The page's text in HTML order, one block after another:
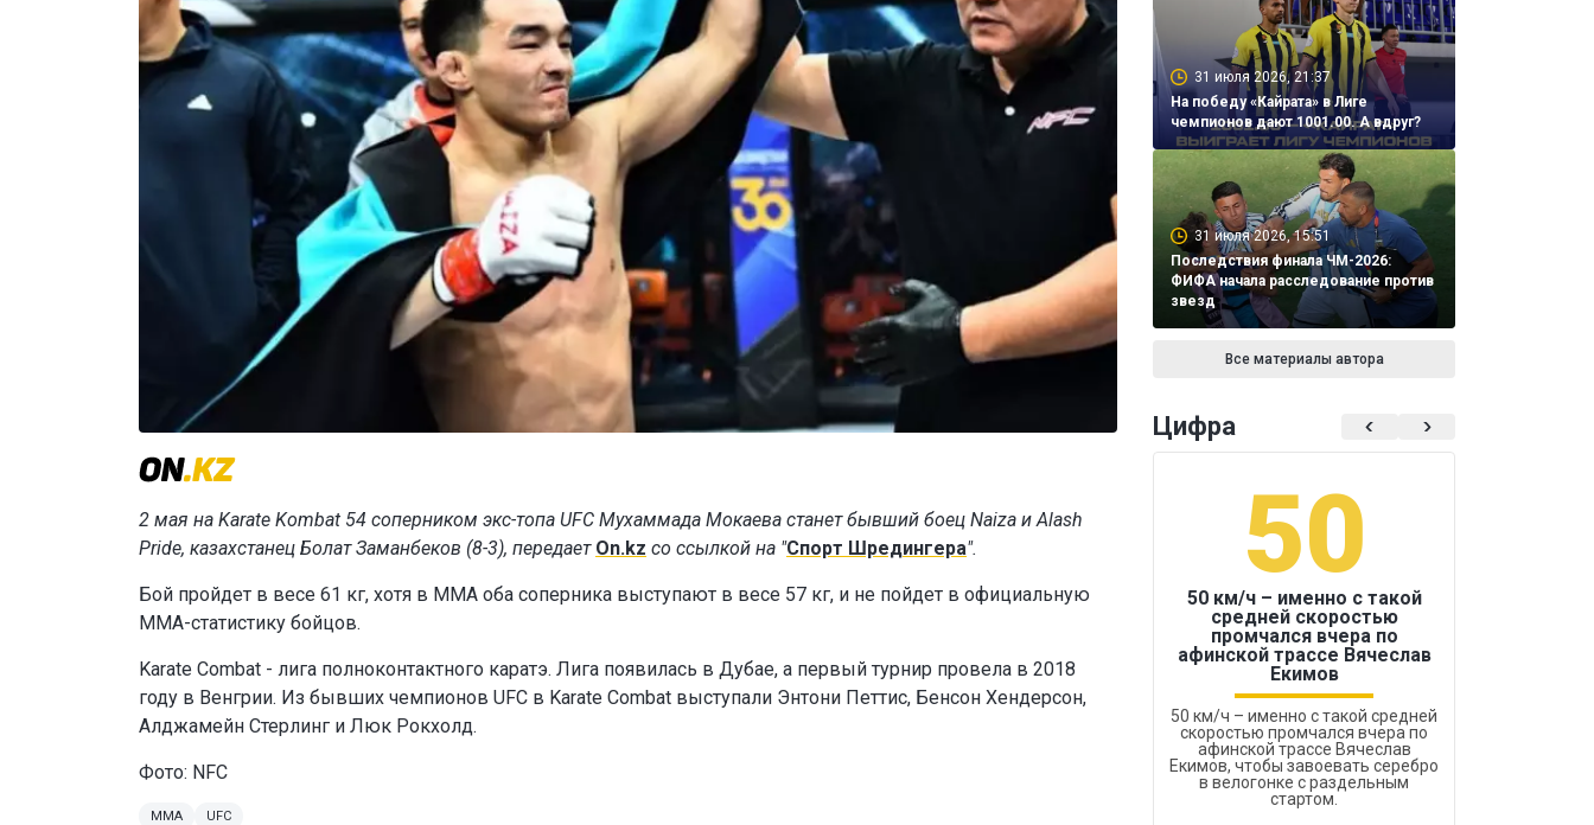
2 мая на Karate Kombat 54 соперником экс-топа UFC Мухаммада Мокаева станет бывший боец Naiza и Alash
Pride, казахстанец Болат Заманбеков (8-3), передает On.kz со ссылкой на "Спорт Шредингера".
Бой пройдет в весе 61 кг, хотя в ММА оба соперника выступают в весе 57 кг, и не пойдет в официальную
ММА-статистику бойцов.
Karate Combat - лига полноконтактного каратэ. Лига появилась в Дубае, а первый турнир провела в 2018
году в Венгрии. Из бывших чемпионов UFC в Karate Combat выступали Энтони Петтис, Бенсон Хендерсон,
Алджамейн Стерлинг и Люк Рокхолд.
Фото: NFC
MMA UFC
31 июля 2026, 21:37
На победу «Кайрата» в Лиге
чемпионов дают 1001.00. А вдруг?
31 июля 2026, 15:51
Последствия финала ЧМ-2026:
ФИФА начала расследование против
звезд
Все материалы автора
Цифра
50
50 км/ч – именно с такой
средней скоростью
промчался вчера по
афинской трассе Вячеслав
Екимов
50 км/ч – именно с такой средней
скоростью промчался вчера по
афинской трассе Вячеслав
Екимов, чтобы завоевать серебро
в велогонке с раздельным
стартом.